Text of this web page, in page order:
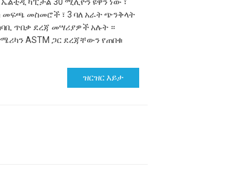
መፍጫ መስመሮች ፣ 3 ባለ አራት ጭንቅላት
ጥበቃ ደረጃ መሣሪያዎች አሉት ።
ASTM ጋር ደረጃቸውን የጠበቁ
ዝርዝር እይታ